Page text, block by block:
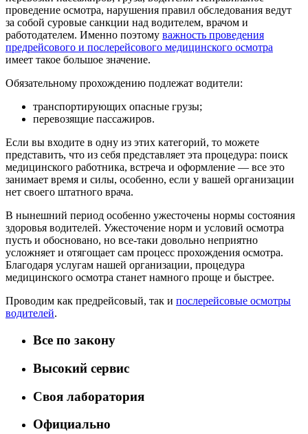
проведение осмотра, нарушения правил обследования ведут
за собой суровые санкции над водителем, врачом и
работодателем. Именно поэтому важность проведения
предрейсового и послерейсового медицинского осмотра
имеет такое большое значение.
Обязательному прохождению подлежат водители:
транспортирующих опасные грузы;
перевозящие пассажиров.
Если вы входите в одну из этих категорий, то можете
представить, что из себя представляет эта процедура: поиск
медицинского работника, встреча и оформление — все это
занимает время и силы, особенно, если у вашей организации
нет своего штатного врача.
В нынешний период особенно ужесточены нормы состояния
здоровья водителей. Ужесточение норм и условий осмотра
пусть и обосновано, но все-таки довольно неприятно
усложняет и отягощает сам процесс прохождения осмотра.
Благодаря услугам нашей организации, процедура
медицинского осмотра станет намного проще и быстрее.
Проводим как предрейсовый, так и послерейсовые осмотры
водителей.
Все по закону
Высокий сервис
Своя лаборатория
Официально